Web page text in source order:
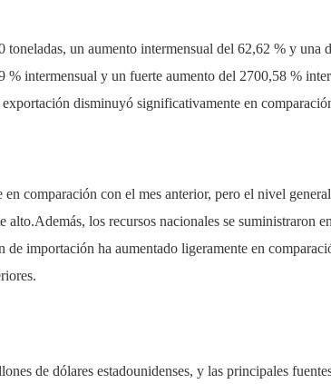
un aumento intermensual del 62,62 % y
intermensual y un fuerte aumento del 2700,58 %
disminuyó significativamente en
comparación con el mes anterior, pero el nivel
los recursos nacionales se suministraron
importación ha aumentado ligeramente en
de dólares estadounidenses, y las principales